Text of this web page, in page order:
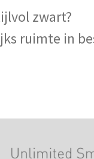
zwart?
ruimte in